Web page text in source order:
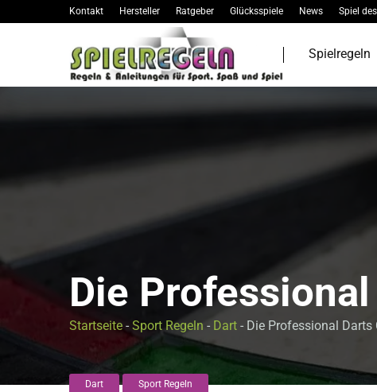
Kontakt Hersteller Ratgeber Glücksspiele News Spiel
Spielregeln
Die
Startseite -Sport Regeln - Dart - Die Professional Darts
Dart Sport Regeln